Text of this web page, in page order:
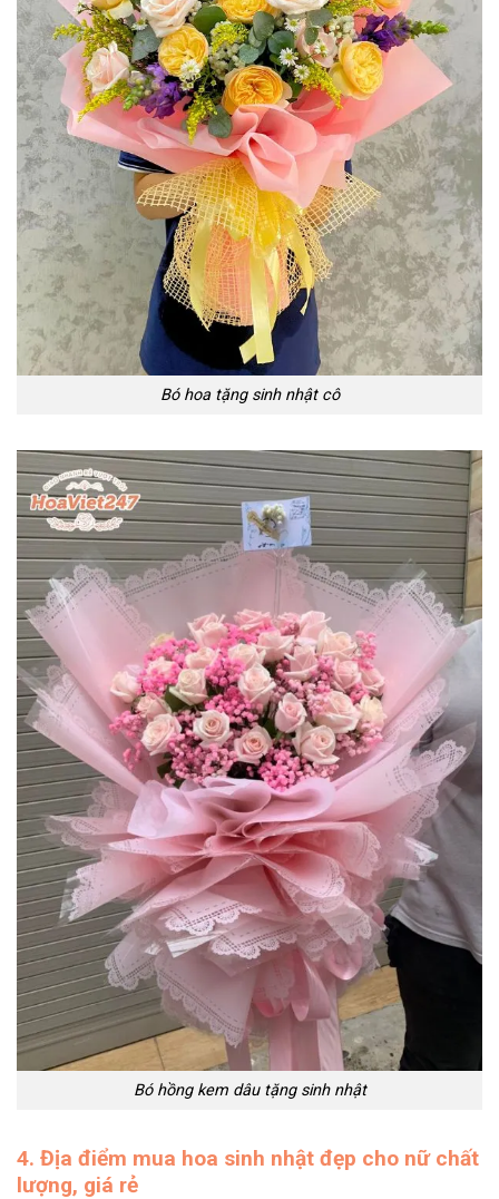
Bó hoa tặng sinh nhật cô
Bó hồng kem dâu tặng sinh nhật
4. Địa điểm mua hoa sinh nhật đẹp cho nữ chất
lượng, giá rẻ